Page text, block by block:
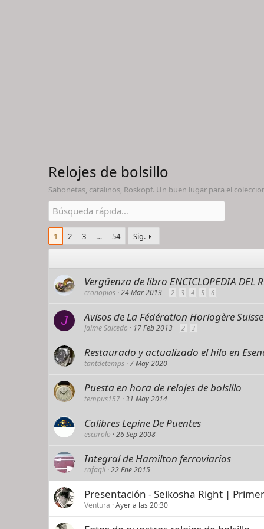
Relojes de bolsillo
Sabonetas, catalinos, Roskopf. Un buen lugar para el
1 2 3 … 54 Sig.
Vergüenza de libro ENCICLOPEDIA DEL
cronopios 24 Mar 2013 2 3 4 5 6
J Avisos de La Fédération Horlogère
Jaime Salcedo 17 Feb 2013 2 3
Restaurado y actualizado el hilo en
tantdetemps 7 May 2020
Puesta en hora de relojes de bolsillo
tempus157 31 May 2014
Calibres Lepine De Puentes
escarolo 26 Sep 2008
Integral de Hamilton ferroviarios
rafagil 22 Ene 2015
Presentación - Seikosha Right |
Ventura Ayer a las 20:30